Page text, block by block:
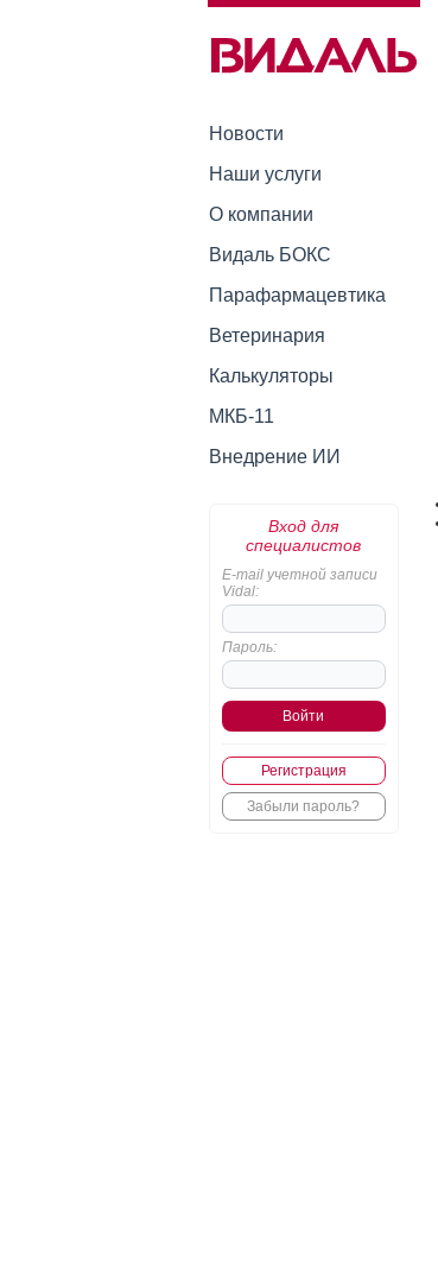
Новости
Наши услуги
О компании
Видаль БОКС
Парафармацевтика
Ветеринария
Калькуляторы
МКБ-11
Внедрение ИИ
Вход для
специалистов
E-mail учетной записи
Vidal:
Пароль:
Регистрация
Забыли пароль?